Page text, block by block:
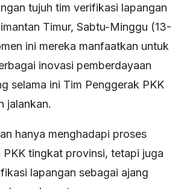
tujuh tim verifikasi lapangan
Timur, Sabtu-Minggu (13-
ini mereka manfaatkan untuk
inovasi pemberdayaan
selama ini Tim Penggerak PKK
jalankan.
hanya menghadapi proses
PKK tingkat provinsi, tetapi juga
lapangan sebagai ajang